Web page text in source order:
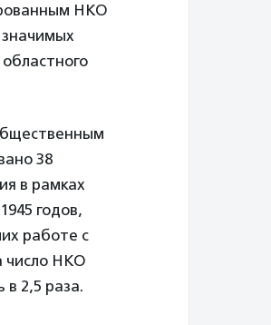
НКО
38
в рамках
годов,
работе с
число НКО
в 2,5 раза.